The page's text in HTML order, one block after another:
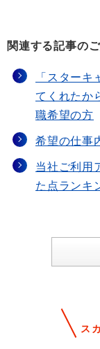
関連する記事の
「スター
てくれたか
職希望の方
希望の仕事
当社ご利用
た点ランキ
ス